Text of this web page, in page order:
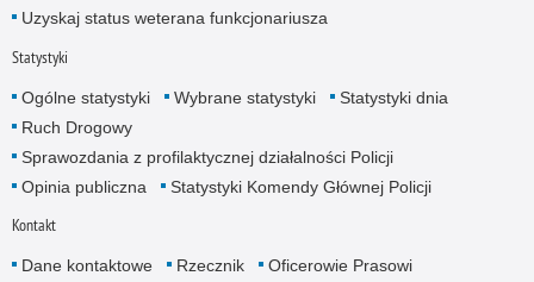
Uzyskaj status weterana funkcjonariusza
Statystyki
Ogólne statystyki Wybrane statystyki
Statystyki dnia
Ruch Drogowy
Sprawozdania z profilaktycznej działalności Policji
Opinia publiczna
Statystyki Komendy Głównej Policji
Kontakt
Dane kontaktowe Rzecznik
Oficerowie Prasowi